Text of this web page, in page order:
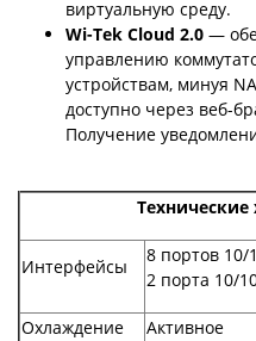
виртуальную среду.
Wi-Tek Cloud 2.0 —
управлению
устройствам, минуя
доступно через веб-
Получение
Технические
Интерфейсы
8 портов 10/
2 порта 10/
Охлаждение Активное